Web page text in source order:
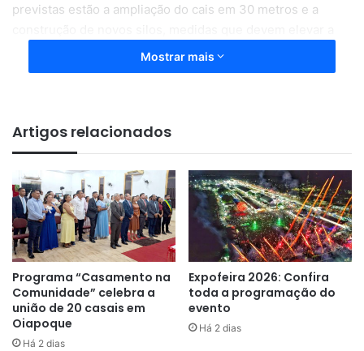
previstas estão a ampliação do cais em 30 metros e a
eficiência operacional e a capacidade de escoamento de
mercadorias.
como alternativa logística competitiva para o país,
encurtando distâncias em relação a mercados
estratégicos. A proximidade com o Canal do Panamá e com
rotas para a Europa favorece o envio de produtos para
destinos como China, Espanha, México, Japão e Países
Baixos, ampliando as oportunidades comerciais do Brasil
no cenário global.
Segundo o CEO da Rocha Terminais Portuários e Logística,
Darlan De David, o potencial da região é um diferencial
relevante. Segundo ele, a localização geográfica do Norte
Mostrar mais
Artigos relacionados
Programa “Casamento na
Comunidade” celebra a
união de 20 casais em
Oiapoque
Há 2 dias
Expofeira 2026: Confira
toda a programação do
evento
Há 2 dias